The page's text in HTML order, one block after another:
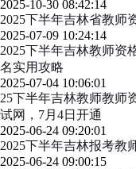
2025-10-30 08:42:14
2025下半年吉林省教师
2025-07-09 10:24:14
2025下半年吉林教师资
名实用攻略
2025-07-04 10:06:01
25下半年吉林教师教师
试网，7月4日开通
2025-06-24 09:20:01
2025下半年吉林报考教
2025-06-24 09:00:15